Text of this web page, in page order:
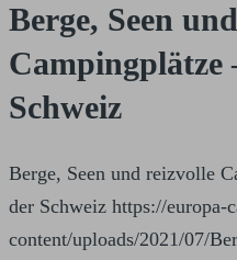
Berge, Seen
Campingplätze
Schweiz
Berge, Seen und reizvolle
der Schweiz https://europa-
content/uploads/2021/07/